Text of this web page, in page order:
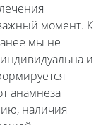
момент. К
мы не
и
анамнеза
наличия